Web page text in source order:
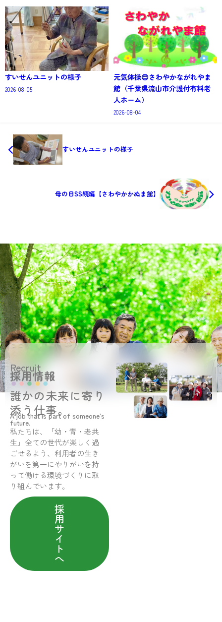
すいせんユニットの様子
2026-08-05
元気体操😊さわやかながれやま
館（千葉県流山市介護付有料老
人ホーム）
2026-08-04
すいせんユニットの様子
母の日SS続編【さわやかかぬま館】
Recruit
採用情報
誰かの未来に寄り
添う仕事。
A job that is part of someone’s
future.
私たちは、「幼・青・老共
生」全ての世代が楽しく過
ごせるよう、利用者の生き
がいを第一にやりがいを持
って働ける環境づくりに取
り組んでいます。
採
用
サ
イ
ト
へ